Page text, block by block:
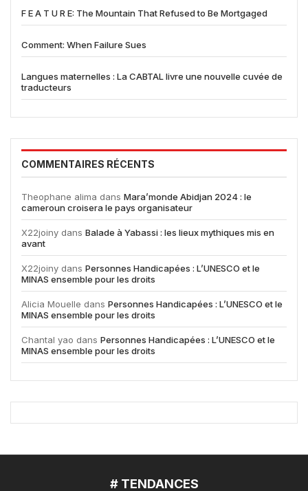
F E A T U R E: The Mountain That Refused to Be Mortgaged
Comment: When Failure Sues
Langues maternelles : La CABTAL livre une nouvelle cuvée de
traducteurs
COMMENTAIRES RÉCENTS
Theophane alima dans Mara’monde Abidjan 2024 : le
cameroun croisera le pays organisateur
X22joiny dans Balade à Yabassi : les lieux mythiques mis en
avant
X22joiny dans Personnes Handicapées : L’UNESCO et le
MINAS ensemble pour les droits
Alicia Mouelle dans Personnes Handicapées : L’UNESCO et le
MINAS ensemble pour les droits
Chantal yao dans Personnes Handicapées : L’UNESCO et le
MINAS ensemble pour les droits
# TENDANCES